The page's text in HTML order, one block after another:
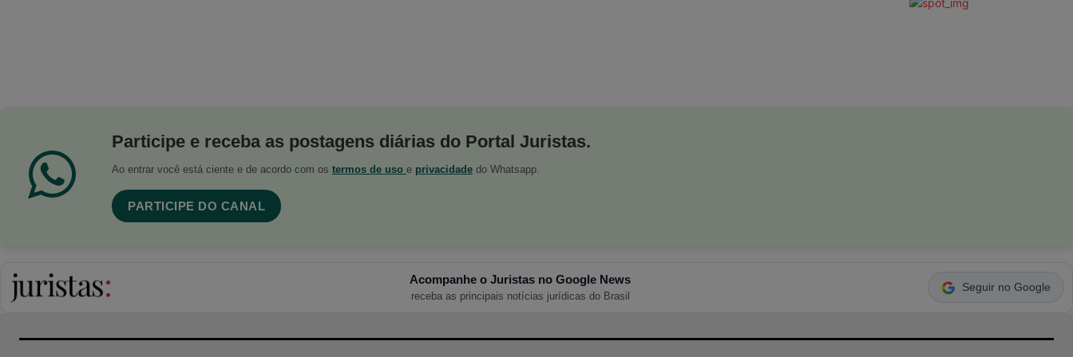
Participe e receba as postagens diárias do Portal Juristas.
Ao entrar você está ciente e de acordo com os termos de uso e privacidade do Whatsapp.
PARTICIPE DO CANAL
Acompanhe o Juristas no Google News
receba as principais notícias jurídicas do Brasil
Seguir no Google